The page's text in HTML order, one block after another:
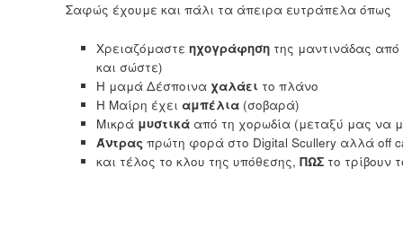
Σαφώς έχουμε και πάλι τα άπειρα ευτράπελα όπως
Χρειαζόμαστε ηχογράφηση της μαντινάδας
και σώστε)
Η μαμά Δέσποινα χαλάει το πλάνο
Η Μαίρη έχει αμπέλια (σοβαρά)
Μικρά μυστικά από τη χορωδία (μεταξύ μας να
Άντρας πρώτη φορά στο Digital Scullery αλλά off
και τέλος το κλου της υπόθεσης, ΠΩΣ το τρίβουν